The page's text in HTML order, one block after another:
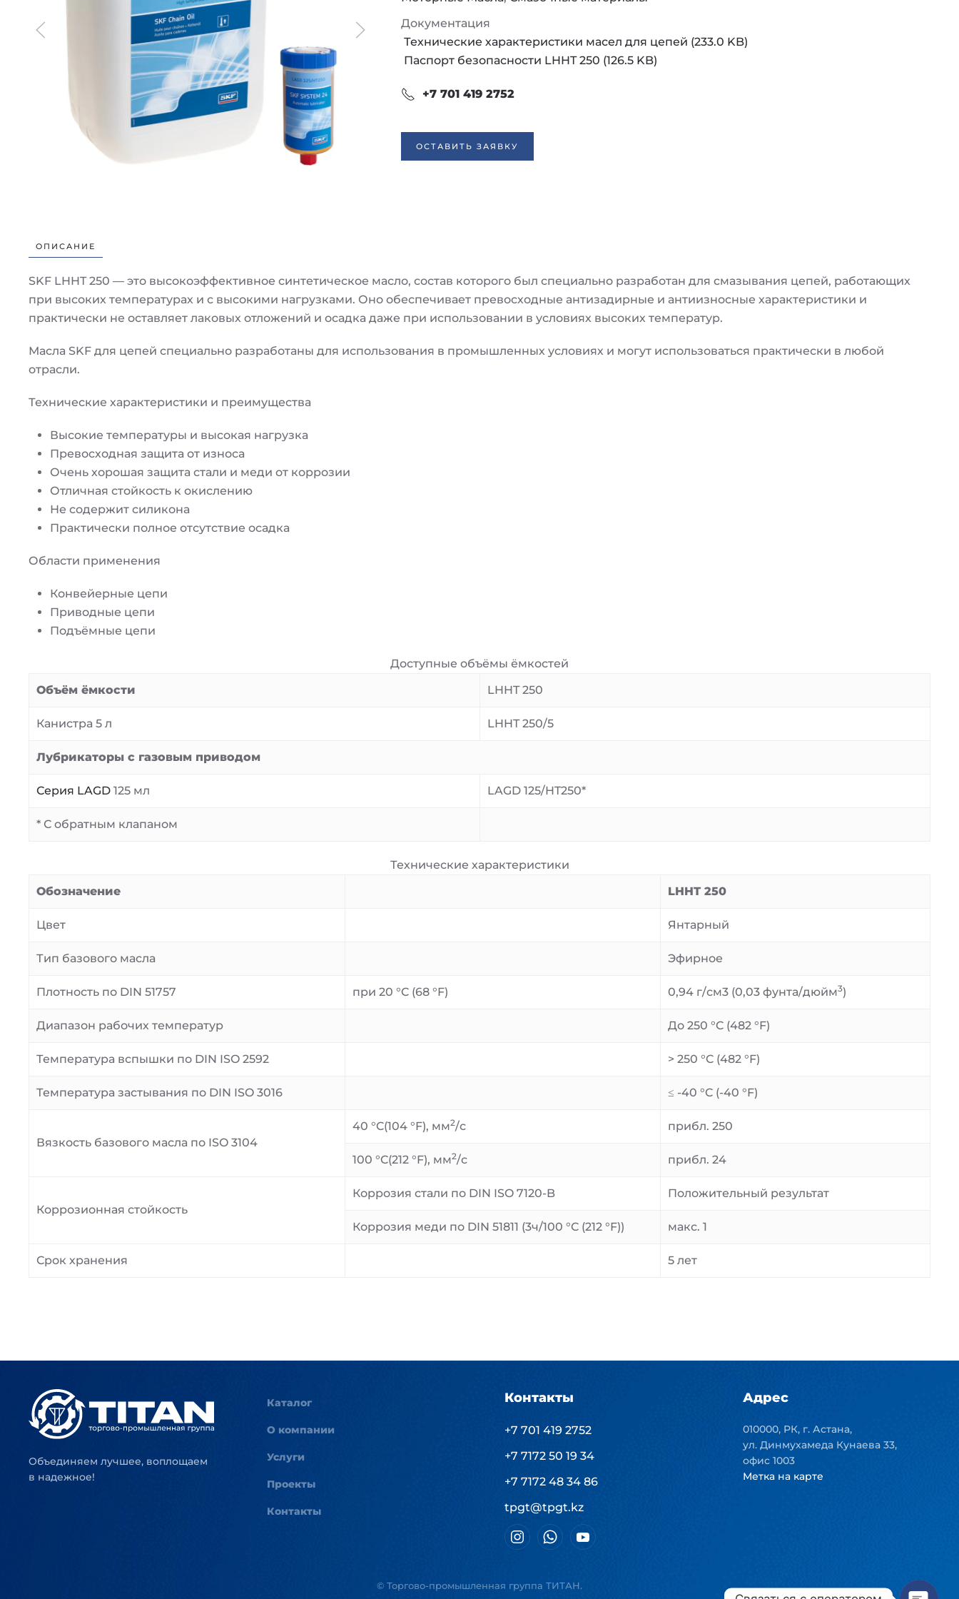
Документация
Технические характеристики масел для цепей (233.0 KB)
Паспорт безопасности LHHT 250 (126.5 KB)
+7 701 419 2752
ОСТАВИТЬ ЗАЯВКУ
ОПИСАНИЕ
SKF LHHT 250 — это высокоэффективное синтетическое масло, состав которого был специально разработан для смазывания цепей, работающих
при высоких температурах и с высокими нагрузками. Оно обеспечивает превосходные антизадирные и антиизносные характеристики и
практически не оставляет лаковых отложений и осадка даже при использовании в условиях высоких температур.
Масла SKF для цепей специально разработаны для использования в промышленных условиях и могут использоваться практически в любой
отрасли.
Технические характеристики и преимущества
Высокие температуры и высокая нагрузка
Превосходная защита от износа
Очень хорошая защита стали и меди от коррозии
Отличная стойкость к окислению
Не содержит силикона
Практически полное отсутствие осадка
Области применения
Конвейерные цепи
Приводные цепи
Подъёмные цепи
Доступные объёмы ёмкостей
Объём ёмкости
LHHT 250
Канистра 5 л LHHT 250/5
Лубрикаторы с газовым приводом
Серия LAGD 125 мл LAGD 125/HT250*
* С обратным клапаном
Технические характеристики
Обозначение
LHHT 250
Цвет Янтарный
Тип базового масла Эфирное
Плотность по DIN 51757 при 20 °C (68 °F) 0,94 г/см3 (0,03 фунта/дюйм3)
Диапазон рабочих температур До 250 °C (482 °F)
Температура вспышки по DIN ISO 2592 > 250 °C (482 °F)
Температура застывания по DIN ISO 3016 ≤ -40 °C (-40 °F)
Вязкость базового масла по ISO 3104
40 °C(104 °F), мм2/с прибл. 250
100 °C(212 °F), мм2/с прибл. 24
Коррозионная стойкость
Коррозия стали по DIN ISO 7120-B Положительный результат
Коррозия меди по DIN 51811 (3ч/100 °C (212 °F)) макс. 1
Срок хранения 5 лет
Объединяем лучшее, воплощаем
в надежное!
Каталог
О компании
Услуги
Проекты
Контакты
Контакты
+7 701 419 2752
+7 7172 50 19 34
+7 7172 48 34 86
tpgt@tpgt.kz
Адрес
010000, РК, г. Астана,
ул. Динмухамеда Кунаева 33,
офис 1003
Метка на карте
© Торгово-промышленная группа ТИТАН.